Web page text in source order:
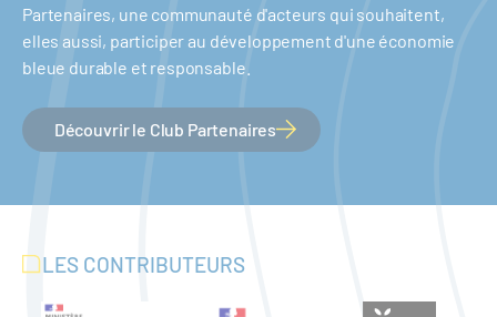
Partenaires, une communauté d'acteurs qui souhaitent,
elles aussi, participer au développement d'une économie
bleue durable et responsable.
Découvrir le Club Partenaires
LES CONTRIBUTEURS